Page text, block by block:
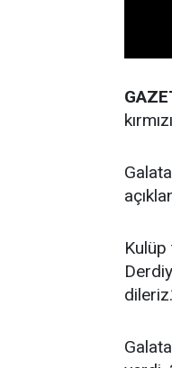
Kulüp